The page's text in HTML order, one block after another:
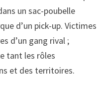
un sac-poubelle
d’un pick-up. Victimes
d’un gang rival ;
tant les rôles
et des territoires.